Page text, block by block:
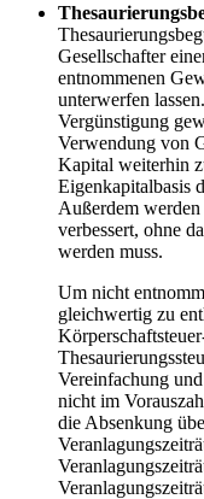
Gesellschafter
entnommenen
unterwerfen
Vergünstigung
Verwendung von
Kapital weiterhin
Eigenkapitalbasis
Außerdem
verbessert, ohne
werden muss.
Um nicht
gleichwertig zu
Vereinfachung
nicht im
die Absenkung